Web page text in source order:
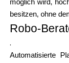
möglich wird,
besitzen, ohne
Robo-
.
Automatisierte